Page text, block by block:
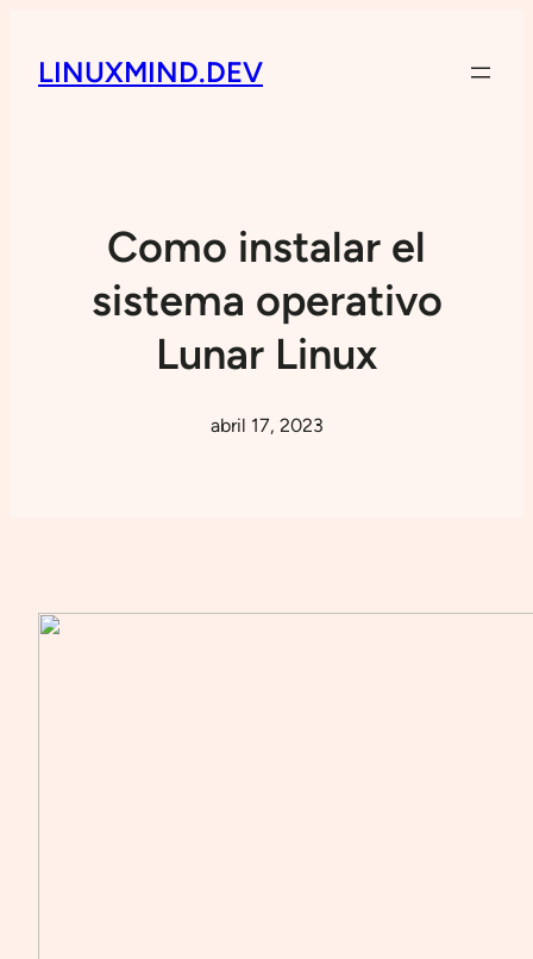
LINUXMIND.DEV
Como instalar el
sistema operativo
Lunar Linux
abril 17, 2023